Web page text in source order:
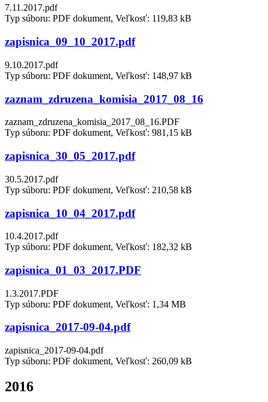
7.11.2017.pdf
Typ súboru: PDF dokument, Veľkosť: 119,83 kB
zapisnica_09_10_2017.pdf
9.10.2017.pdf
Typ súboru: PDF dokument, Veľkosť: 148,97 kB
zaznam_zdruzena_komisia_2017_08_16
zaznam_zdruzena_komisia_2017_08_16.PDF
Typ súboru: PDF dokument, Veľkosť: 981,15 kB
zapisnica_30_05_2017.pdf
30.5.2017.pdf
Typ súboru: PDF dokument, Veľkosť: 210,58 kB
zapisnica_10_04_2017.pdf
10.4.2017.pdf
Typ súboru: PDF dokument, Veľkosť: 182,32 kB
zapisnica_01_03_2017.PDF
1.3.2017.PDF
Typ súboru: PDF dokument, Veľkosť: 1,34 MB
zapisnica_2017-09-04.pdf
zapisnica_2017-09-04.pdf
Typ súboru: PDF dokument, Veľkosť: 260,09 kB
2016